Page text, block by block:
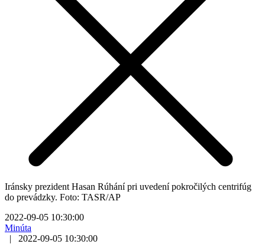
Iránsky prezident Hasan Rúhání pri uvedení pokročilých centrifúg
do prevádzky. Foto: TASR/AP
2022-09-05 10:30:00
Minúta
|
2022-09-05 10:30:00